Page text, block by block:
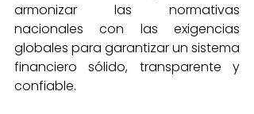
armonizar las normativas
nacionales con las exigencias
globales para garantizar un sistema
financiero sólido, transparente y
confiable.